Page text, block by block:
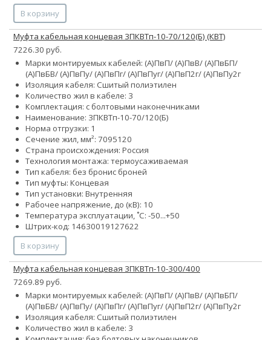
В корзину
Муфта кабельная концевая 3ПКВТп-10-70/120(Б) (КВТ)
7226.30 руб.
Марки монтируемых кабелей: (А)ПвП/ (А)ПвВ/ (А)ПвБП/
(А)ПвБВ/ (А)ПвПу/ (А)ПвПг/ (А)ПвПуг/ (А)ПвП2г/ (А)ПвПу2г
Изоляция кабеля: Сшитый полиэтилен
Количество жил в кабеле: 3
Комплектация: с болтовыми наконечниками
Наименование: 3ПКВТп-10-70/120(Б)
Норма отгрузки: 1
Сечение жил, мм²: 7095120
Страна происхождения: Россия
Технология монтажа: термоусаживаемая
Тип кабеля: без бронис броней
Тип муфты: Концевая
Тип установки: Внутренняя
Рабочее напряжение, до (кВ): 10
Температура эксплуатации, ˚С: -50...+50
Штрих-код: 14630019127622
В корзину
Муфта кабельная концевая 3ПКВТп-10-300/400
7269.89 руб.
Марки монтируемых кабелей: (А)ПвП/ (А)ПвВ/ (А)ПвБП/
(А)ПвБВ/ (А)ПвПу/ (А)ПвПг/ (А)ПвПуг/ (А)ПвП2г/ (А)ПвПу2г
Изоляция кабеля: Сшитый полиэтилен
Количество жил в кабеле: 3